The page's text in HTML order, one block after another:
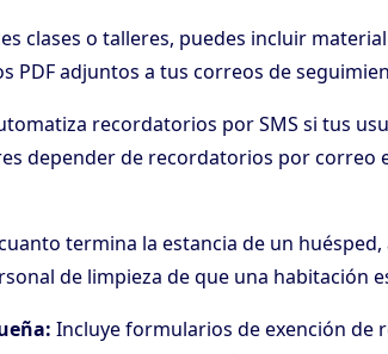
clases o talleres, puedes incluir
PDF adjuntos a tus correos de
recordatorios por SMS si tus
depender de recordatorios por correo
termina la estancia de un
de limpieza de que una habitación
Incluye formularios de exención de